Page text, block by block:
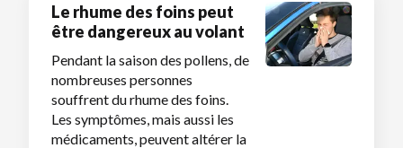
Le rhume des foins peut
être dangereux au volant
Pendant la saison des pollens, de
nombreuses personnes
souffrent du rhume des foins.
Les symptômes, mais aussi les
médicaments, peuvent altérer la